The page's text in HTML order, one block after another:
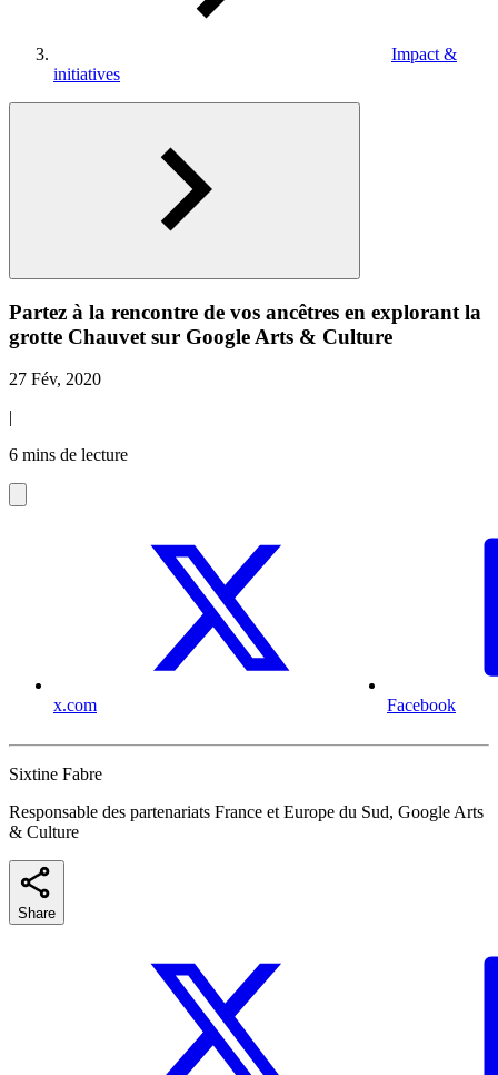
Impact &
initiatives
Partez à la rencontre de vos ancêtres en explorant la
grotte Chauvet sur Google Arts & Culture
27 Fév, 2020
|
6 mins de lecture
x.com Facebook
Sixtine Fabre
Responsable des partenariats France et Europe du Sud, Google Arts
& Culture
Share